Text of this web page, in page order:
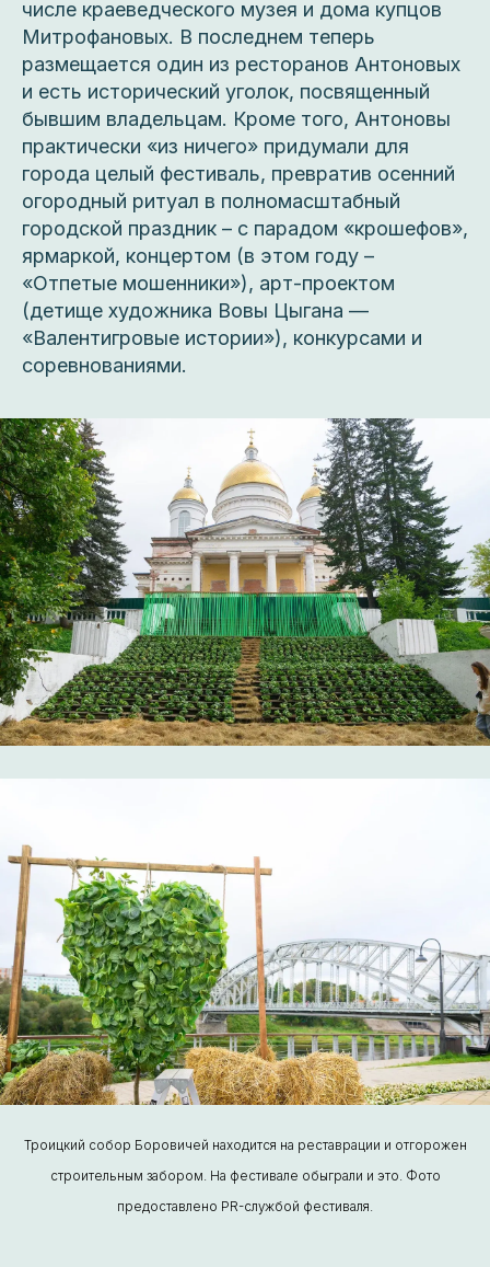
числе краеведческого музея и дома купцов
Митрофановых. В последнем теперь
размещается один из ресторанов Антоновых
и есть исторический уголок, посвященный
бывшим владельцам. Кроме того, Антоновы
практически «из ничего» придумали для
города целый фестиваль, превратив осенний
огородный ритуал в полномасштабный
городской праздник – с парадом «крошефов»,
ярмаркой, концертом (в этом году –
«Отпетые мошенники»), арт-проектом
(детище художника Вовы Цыгана —
«Валентигровые истории»), конкурсами и
соревнованиями.
Троицкий собор Боровичей находится на реставрации и отгорожен
строительным забором. На фестивале обыграли и это. Фото
предоставлено PR-службой фестиваля.